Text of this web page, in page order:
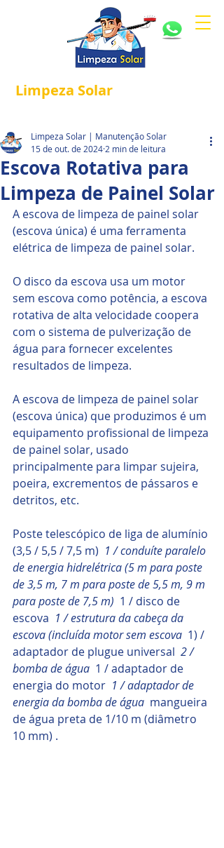
Limpeza Solar®
Escova Rotativa para
Limpeza de Painel Solar
Limpeza Solar | Manutenção Solar
15 de out. de 2024 2 min de leitura
A escova de limpeza de painel solar
(escova única) é uma ferramenta
elétrica de limpeza de painel solar.
O disco da escova usa um motor
sem escova como potência, a escova
rotativa de alta velocidade coopera
com o sistema de pulverização de
água para fornecer excelentes
resultados de limpeza.
A escova de limpeza de painel solar
(escova única) que produzimos é um
equipamento profissional de limpeza
de painel solar, usado
principalmente para limpar sujeira,
poeira, excrementos de pássaros e
detritos, etc.
Poste telescópico de liga de alumínio
(3,5 / 5,5 / 7,5 m) 1 / conduíte paralelo
de energia hidrelétrica (5 m para poste
de 3,5 m, 7 m para poste de 5,5 m, 9 m
para poste de 7,5 m) 1 / disco de
escova 1 / estrutura da cabeça da
escova (incluída motor sem escova 1) /
adaptador de plugue universal 2 /
bomba de água 1 / adaptador de
energia do motor 1 / adaptador de
energia da bomba de água mangueira
de água preta de 1/10 m (diâmetro
10 mm) .